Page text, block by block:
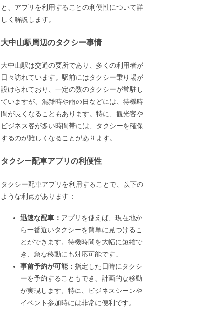
と、アプリを利用することの利便性について詳
しく解説します。
大中山駅周辺のタクシー事情
大中山駅は交通の要所であり、多くの利用者が
日々訪れています。駅前にはタクシー乗り場が
設けられており、一定の数のタクシーが常駐し
ていますが、混雑時や雨の日などには、待機時
間が長くなることもあります。特に、観光客や
ビジネス客が多い時間帯には、タクシーを確保
するのが難しくなることがあります。
タクシー配車アプリの利便性
タクシー配車アプリを利用することで、以下の
ような利点があります：
迅速な配車： アプリを使えば、現在地か
ら一番近いタクシーを簡単に見つけるこ
とができます。待機時間を大幅に短縮で
き、急な移動にも対応可能です。
事前予約が可能：指定した日時にタクシ
ーを予約することもでき、計画的な移動
が実現します。特に、ビジネスシーンや
イベント参加時には非常に便利です。